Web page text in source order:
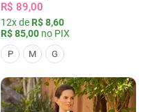
R$ 89,00
12x de R$ 8,60
R$ 85,00 no PIX
P M G